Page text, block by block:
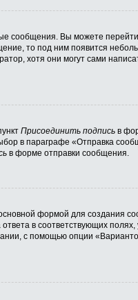
сообщения. Вы можете
то под ним появится
хотя они могут сами
Присоединить подписьв
в параграфе «Отправка
в форме отправки сообщения.
формой для создания
в соответствующих
с помощью опции